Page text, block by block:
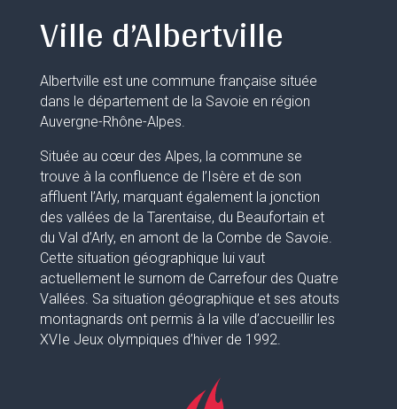
Ville d’Albertville
Albertville est une commune française située
dans le département de la Savoie en région
Auvergne-Rhône-Alpes.
Située au cœur des Alpes, la commune se
trouve à la confluence de l’Isère et de son
affluent l’Arly, marquant également la jonction
des vallées de la Tarentaise, du Beaufortain et
du Val d’Arly, en amont de la Combe de Savoie.
Cette situation géographique lui vaut
actuellement le surnom de Carrefour des Quatre
Vallées. Sa situation géographique et ses atouts
montagnards ont permis à la ville d’accueillir les
XVIe Jeux olympiques d’hiver de 1992.